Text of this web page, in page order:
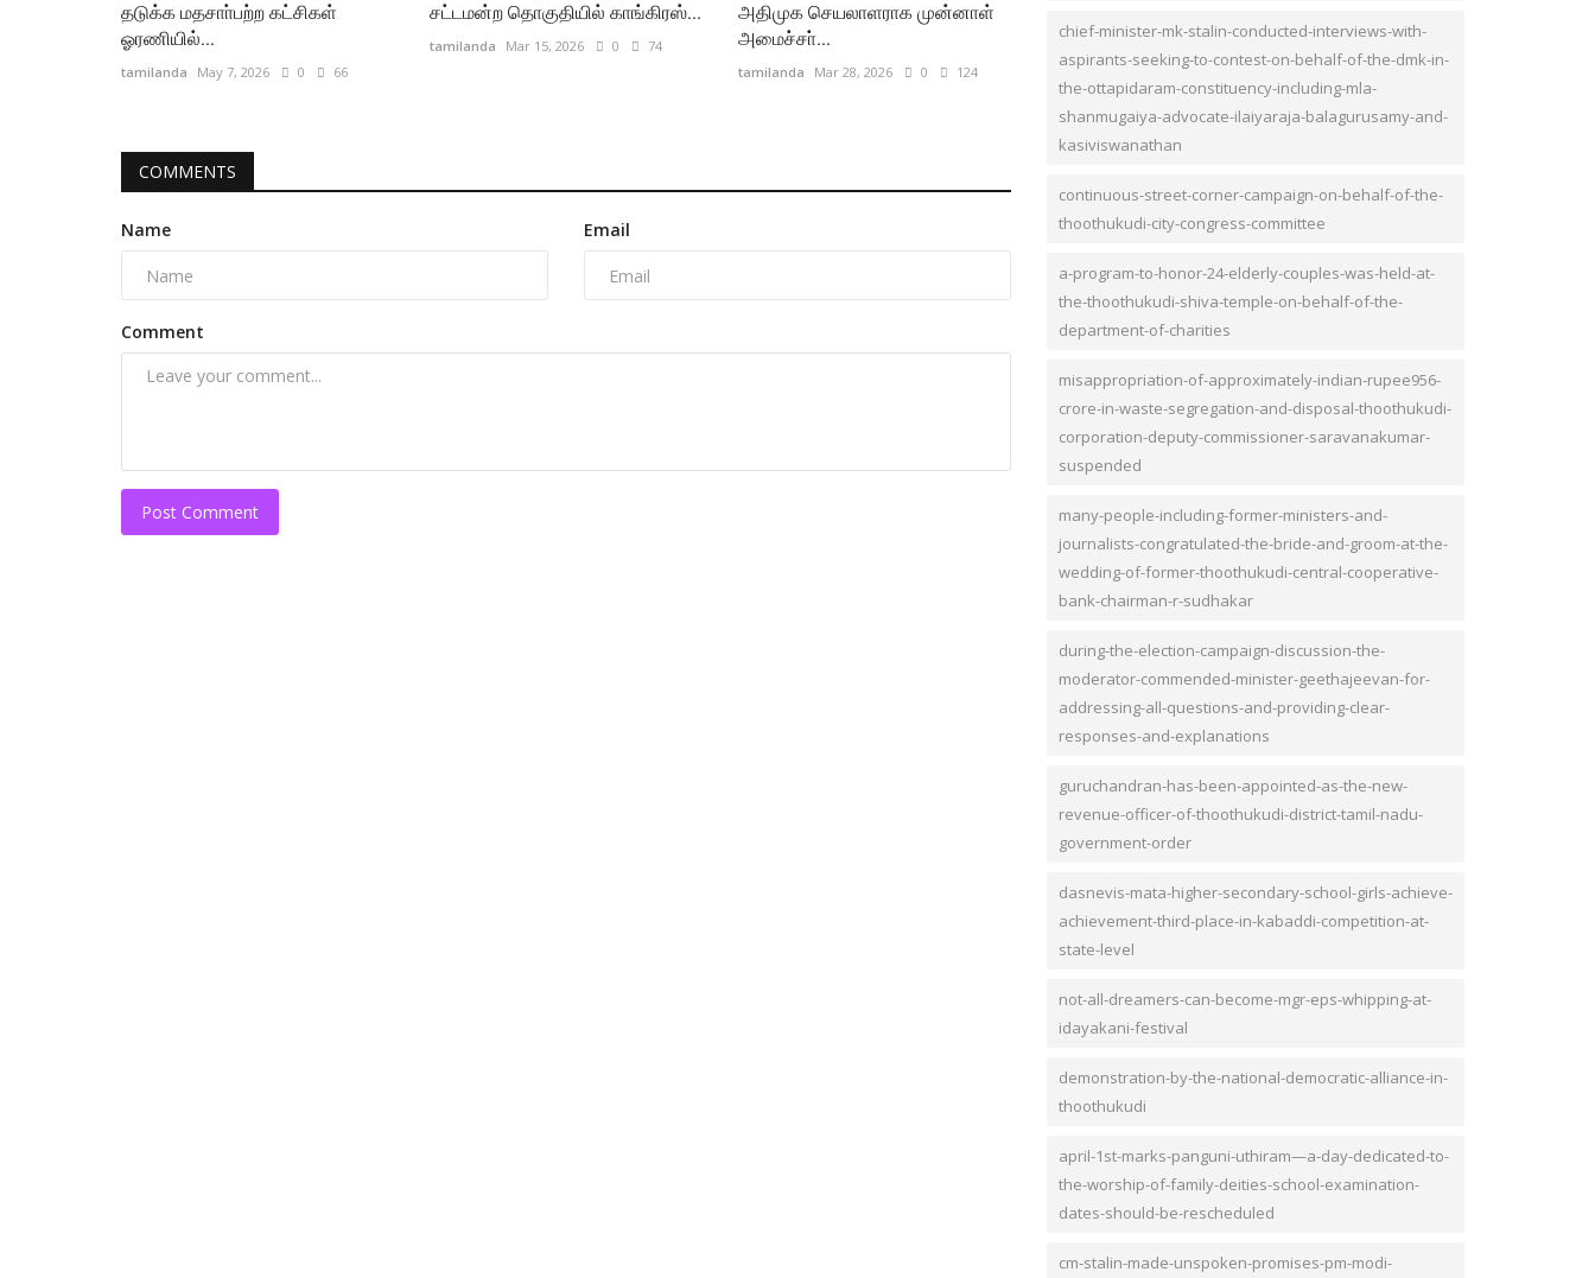
தடுக்க மதசாா்பற்ற கட்சிகள்
ஓரணியில்...
tamilanda May 7, 2026 0 66
சட்டமன்ற தொகுதியில் காங்கிரஸ்...
tamilanda Mar 15, 2026 0 74
அதிமுக செயலாளராக முன்னாள்
அமைச்சா்...
tamilanda Mar 28, 2026 0 124
COMMENTS
Name Email
Comment
Post Comment
chief-minister-mk-stalin-conducted-interviews-with-
aspirants-seeking-to-contest-on-behalf-of-the-dmk-in-
the-ottapidaram-constituency-including-mla-
shanmugaiya-advocate-ilaiyaraja-balagurusamy-and-
kasiviswanathan
continuous-street-corner-campaign-on-behalf-of-the-
thoothukudi-city-congress-committee
a-program-to-honor-24-elderly-couples-was-held-at-
the-thoothukudi-shiva-temple-on-behalf-of-the-
department-of-charities
misappropriation-of-approximately-indian-rupee956-
crore-in-waste-segregation-and-disposal-thoothukudi-
corporation-deputy-commissioner-saravanakumar-
suspended
many-people-including-former-ministers-and-
journalists-congratulated-the-bride-and-groom-at-the-
wedding-of-former-thoothukudi-central-cooperative-
bank-chairman-r-sudhakar
during-the-election-campaign-discussion-the-
moderator-commended-minister-geethajeevan-for-
addressing-all-questions-and-providing-clear-
responses-and-explanations
guruchandran-has-been-appointed-as-the-new-
revenue-officer-of-thoothukudi-district-tamil-nadu-
government-order
dasnevis-mata-higher-secondary-school-girls-achieve-
achievement-third-place-in-kabaddi-competition-at-
state-level
not-all-dreamers-can-become-mgr-eps-whipping-at-
idayakani-festival
demonstration-by-the-national-democratic-alliance-in-
thoothukudi
april-1st-marks-panguni-uthiram—a-day-dedicated-to-
the-worship-of-family-deities-school-examination-
dates-should-be-rescheduled
cm-stalin-made-unspoken-promises-pm-modi-